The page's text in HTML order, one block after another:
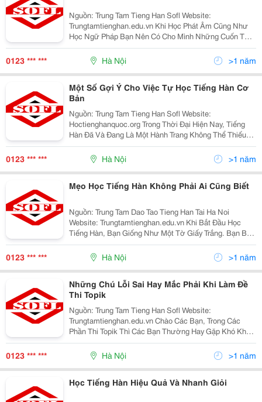
Nguồn: Trung Tam Tieng Han Sofl Website:
Trungtamtienghan.edu.vn Khi Học Phát Âm Cũng Như
Học Ngữ Pháp Bạn Nên Có Cho Mình Những Cuốn Từ
Điển Tổng Hợp Lại Kiến Thức Một Cách Khoa Học, Nếu
Bạn Tự Làm Được Điều Đó Thì Thật Tuyệt. Đối Với Việc
Học Phát
0123 *** *** Hà Nội >1 năm
Một Số Gợi Ý Cho Việc Tự Học Tiếng Hàn Cơ
Bản
Nguồn: Trung Tam Tieng Han Sofl Website:
Hoctienghanquoc.org Trong Thời Đại Hiện Nay, Tiếng
Hàn Đã Và Đang Là Một Hành Trang Không Thể Thiếu
Của Bất Kỳ Ai Muốn Phát Triển Sự Nghiệp Và Vươn
Tầm Ra Thế Giới. Nhưng Việc Học Tiếng Hàn Ở Việt
Nam Vẫn Đang
0123 *** *** Hà Nội >1 năm
Mẹo Học Tiếng Hàn Không Phải Ai Cũng Biết
Nguồn: Trung Tam Dao Tao Tieng Han Tai Ha Noi
Website: Trungtamtienghan.edu.vn Khi Bắt Đầu Học
Tiếng Hàn, Bạn Giống Như Một Tờ Giấy Trắng. Bạn Bắt
Đầu Tiếp Cận Với Thế Giới Ngôn Ngữ Một Cách Chậm
Rãi Và Viết Lên Những Nét Chữ Đầu Tiên. &Ldquo;Tôi
0123 *** *** Hà Nội >1 năm
Những Chú Lỗi Sai Hay Mắc Phải Khi Làm Đề
Thi Topik
Nguồn: Trung Tam Tieng Han Sofl Website:
Trungtamtienghan.edu.vn Chào Các Bạn, Trong Các
Phần Thi Topik Thì Các Bạn Thường Hay Gặp Khó Khăn
Ở Phần Nào Nhất? Theo Mình Nghĩ Phần Bài Đọc Có Lẽ
Khó Hơn Cả Bởi Lượng Từ Mới Nhiều, Hơn Nữa Các
Bài Đọc Lại
0123 *** *** Hà Nội >1 năm
Học Tiếng Hàn Hiệu Quả Và Nhanh Giỏi